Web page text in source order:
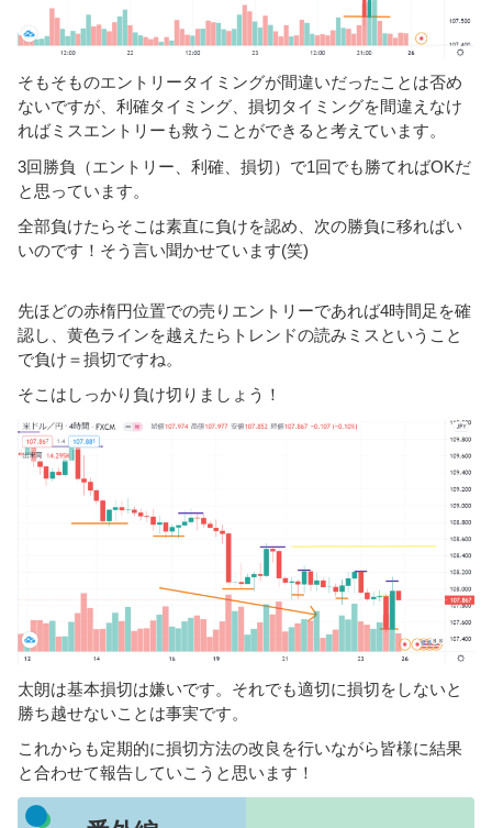
そもそものエントリータイミングが間違いだったことは否め
ないですが、利確タイミング、損切タイミングを間違えなけ
ればミスエントリーも救うことができると考えています。
3回勝負（エントリー、利確、損切）で1回でも勝てればOKだ
と思っています。
全部負けたらそこは素直に負けを認め、次の勝負に移ればい
いのです！そう言い聞かせています(笑)
先ほどの赤楕円位置での売りエントリーであれば4時間足を確
認し、黄色ラインを越えたらトレンドの読みミスということ
で負け＝損切ですね。
そこはしっかり負け切りましょう！
太朗は基本損切は嫌いです。それでも適切に損切をしないと
勝ち越せないことは事実です。
これからも定期的に損切方法の改良を行いながら皆様に結果
と合わせて報告していこうと思います！